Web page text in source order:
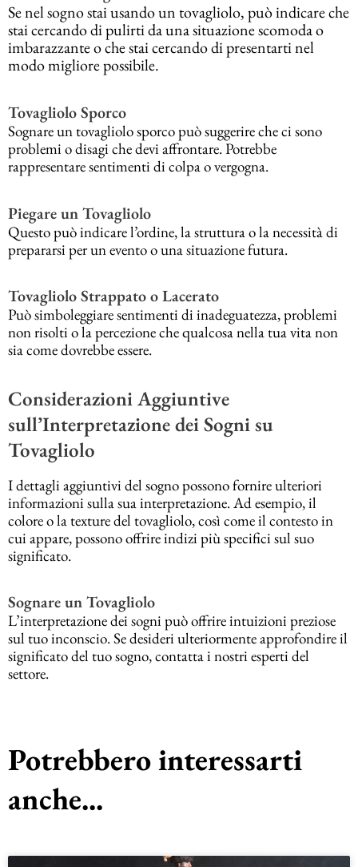
Se nel sogno stai usando un tovagliolo, può indicare che
stai cercando di pulirti da una situazione scomoda o
imbarazzante o che stai cercando di presentarti nel
modo migliore possibile.
Tovagliolo Sporco
Sognare un tovagliolo sporco può suggerire che ci sono
problemi o disagi che devi affrontare. Potrebbe
rappresentare sentimenti di colpa o vergogna.
Piegare un Tovagliolo
Questo può indicare l’ordine, la struttura o la necessità di
prepararsi per un evento o una situazione futura.
Tovagliolo Strappato o Lacerato
Può simboleggiare sentimenti di inadeguatezza, problemi
non risolti o la percezione che qualcosa nella tua vita non
sia come dovrebbe essere.
Considerazioni Aggiuntive
sull’Interpretazione dei Sogni su
Tovagliolo
I dettagli aggiuntivi del sogno possono fornire ulteriori
informazioni sulla sua interpretazione. Ad esempio, il
colore o la texture del tovagliolo, così come il contesto in
cui appare, possono offrire indizi più specifici sul suo
significato.
Sognare un Tovagliolo
L’interpretazione dei sogni può offrire intuizioni preziose
sul tuo inconscio. Se desideri ulteriormente approfondire il
significato del tuo sogno, contatta i nostri esperti del
settore.
Potrebbero interessarti
anche...